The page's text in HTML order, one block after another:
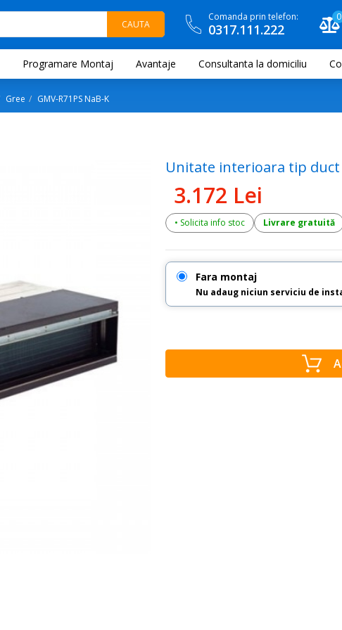
Comanda prin telefon:
0317.111.222
0
Programare Montaj Avantaje Consultanta la domiciliu
Gree GMV-R71PS NaB-K
Unitate interioara tip duct
3.172 Lei
• Solicita info stoc Livrare gratuită
Fara montaj
Nu adaug niciun serviciu de